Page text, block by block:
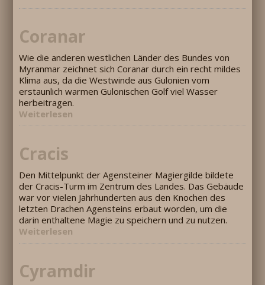
Coranar
Wie die anderen westlichen Länder des Bundes von
Myranmar zeichnet sich Coranar durch ein recht mildes
Klima aus, da die Westwinde aus Gulonien vom
erstaunlich warmen Gulonischen Golf viel Wasser
herbeitragen.
Weiterlesen
Cracis
Den Mittelpunkt der Agensteiner Magiergilde bildete
der Cracis-Turm im Zentrum des Landes. Das Gebäude
war vor vielen Jahrhunderten aus den Knochen des
letzten Drachen Agensteins erbaut worden, um die
darin enthaltene Magie zu speichern und zu nutzen.
Weiterlesen
Cyramdir